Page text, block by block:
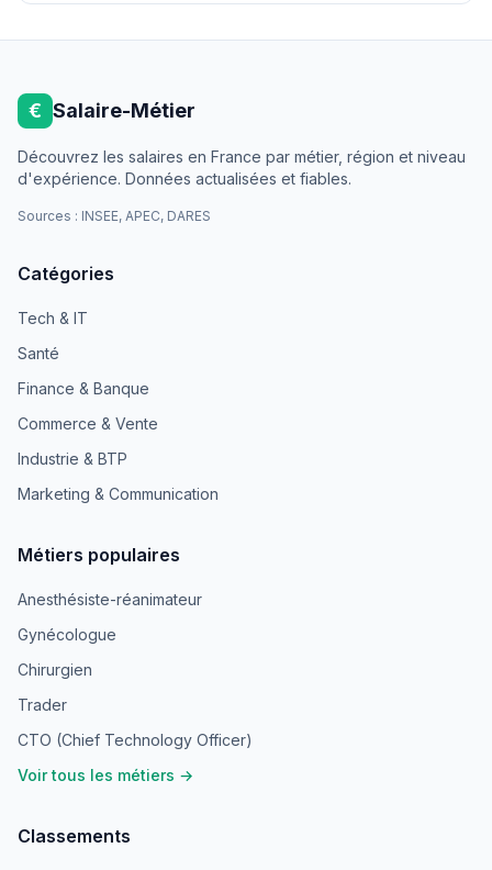
€ Salaire-Métier
Découvrez les salaires en France par métier, région et niveau
d'expérience. Données actualisées et fiables.
Sources : INSEE, APEC, DARES
Catégories
Tech & IT
Santé
Finance & Banque
Commerce & Vente
Industrie & BTP
Marketing & Communication
Métiers populaires
Anesthésiste-réanimateur
Gynécologue
Chirurgien
Trader
CTO (Chief Technology Officer)
Voir tous les métiers →
Classements